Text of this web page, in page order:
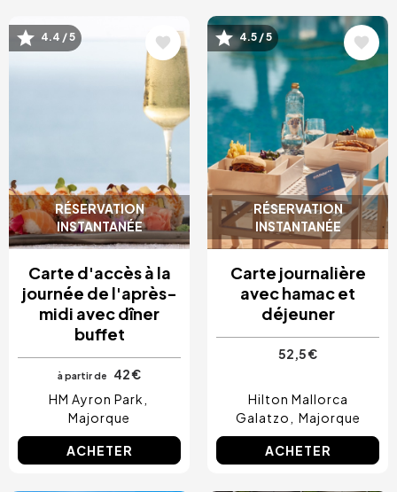
RÉSERVATION
INSTANTANÉE
Image
4.4 / 5
Carte d'accès à la
journée de l'après-
midi avec dîner
buffet
à partir de
42 €
HM Ayron Park
Majorque
ACHETER
RÉSERVATION
INSTANTANÉE
Image
4.5 / 5
Carte journalière
avec hamac et
déjeuner
52,5 €
Hilton Mallorca
Galatzo
Majorque
ACHETER